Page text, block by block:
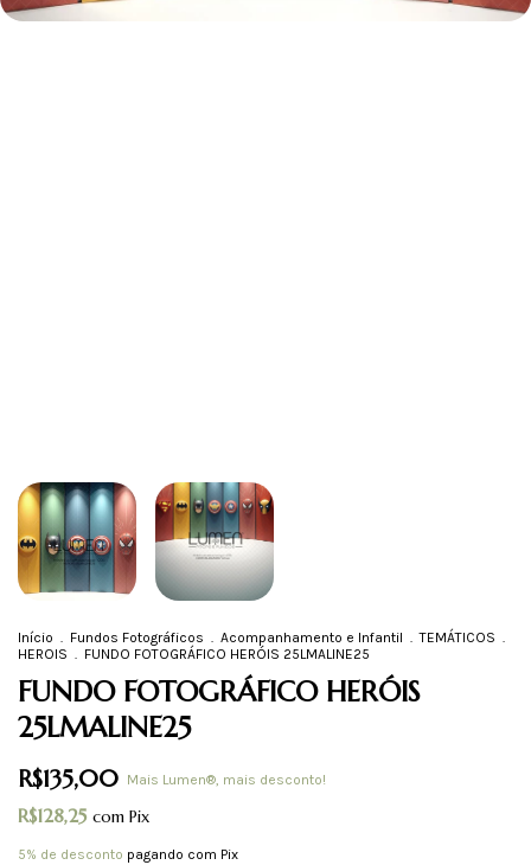
Início . Fundos Fotográficos . Acompanhamento e Infantil . TEMÁTICOS .
HEROIS . FUNDO FOTOGRÁFICO HERÓIS 25LMALINE25
FUNDO FOTOGRÁFICO HERÓIS
25LMALINE25
R$135,00 Mais Lumen®, mais desconto!
R$128,25 com Pix
5% de desconto pagando com Pix